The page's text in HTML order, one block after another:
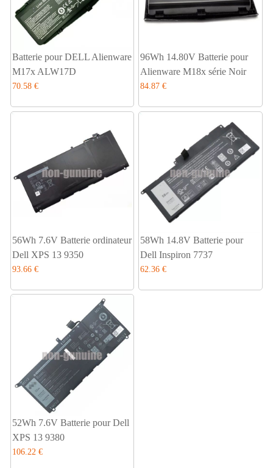
Batterie pour DELL Alienware
M17x ALW17D
70.58 €
96Wh 14.80V Batterie pour
Alienware M18x série Noir
84.87 €
56Wh 7.6V Batterie ordinateur
Dell XPS 13 9350
93.66 €
58Wh 14.8V Batterie pour
Dell Inspiron 7737
62.36 €
52Wh 7.6V Batterie pour Dell
XPS 13 9380
106.22 €